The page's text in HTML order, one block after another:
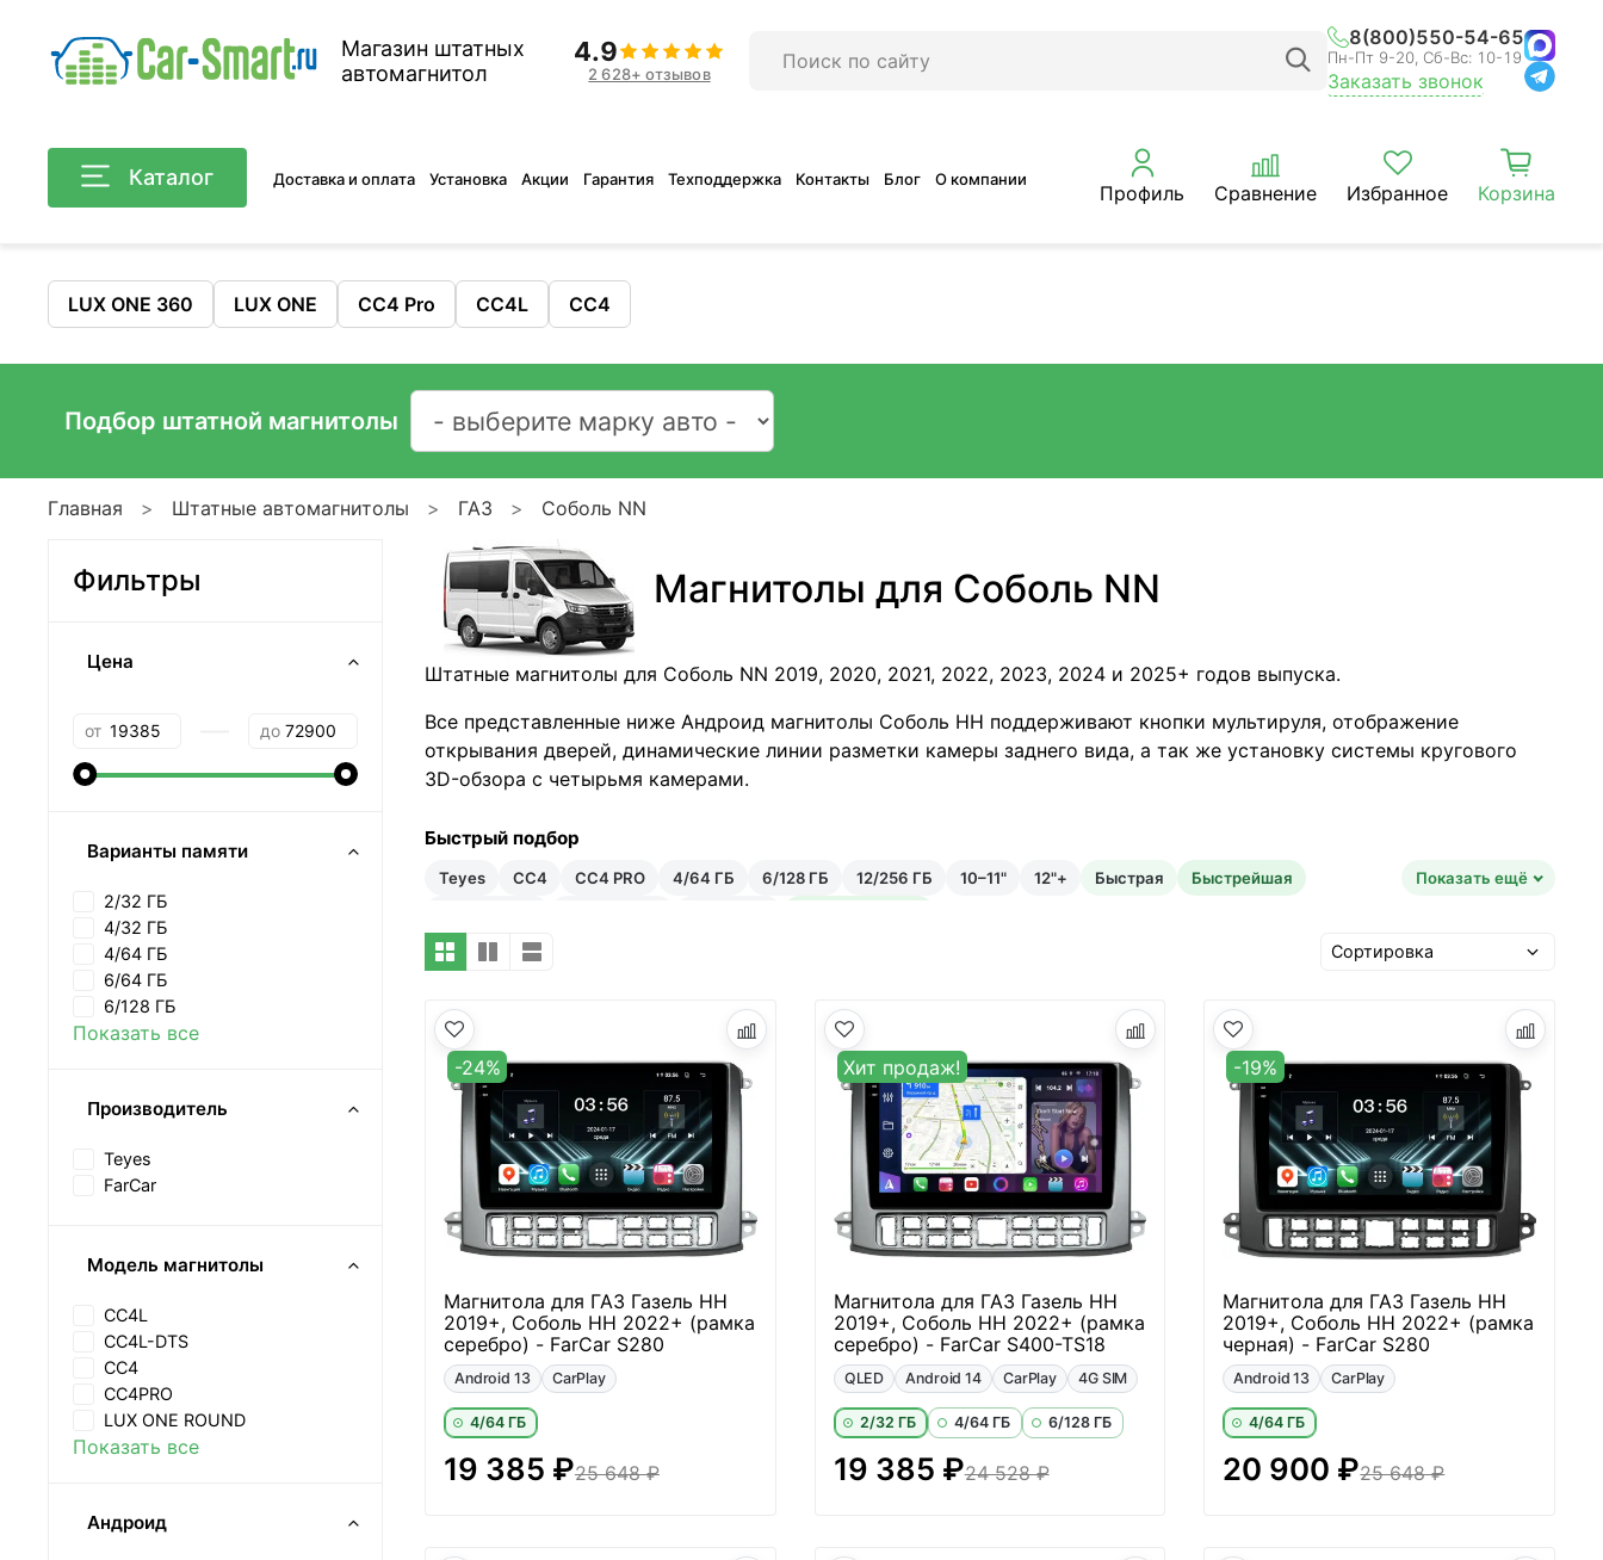
Магазин штатных
автомагнитол
4.9
2 628+ отзывов
8(800)550-54-65
Пн-Пт 9-20, Сб-Вс: 10-19
Заказать звонок
Каталог Доставка и оплата Установка Акции Гарантия Техподдержка Контакты Блог О компании
Профиль Сравнение Избранное Корзина
LUX ONE 360 LUX ONE CC4 Pro CC4L CC4
Подбор штатной магнитолы
Главная Штатные автомагнитолы ГАЗ Соболь NN
Магнитолы для Соболь NN
Штатные магнитолы для Соболь NN 2019, 2020, 2021, 2022, 2023, 2024 и 2025+ годов выпуска.
Все представленные ниже Андроид магнитолы Соболь НН поддерживают кнопки мультируля, отображение
открывания дверей, динамические линии разметки камеры заднего вида, а так же установку системы кругового
3D-обзора c четырьмя камерами.
Быстрый подбор
Teyes CC4 CC4 PRO 4/64 ГБ 6/128 ГБ 12/256 ГБ 10–11" 12"+ Быстрая
Быстрейшая
Показать ещё
-24%
Магнитола для ГАЗ Газель НН
2019+, Соболь НН 2022+ (рамка
серебро) - FarCar S280
Android 13 CarPlay
4/64 ГБ
25 648 ₽
19 385 ₽
Хит продаж!
Магнитола для ГАЗ Газель НН
2019+, Соболь НН 2022+ (рамка
серебро) - FarCar S400-TS18
QLED Android 14 CarPlay 4G SIM
2/32 ГБ 4/64 ГБ 6/128 ГБ
19 385 ₽24 528 ₽
-19%
Магнитола для ГАЗ Газель НН
2019+, Соболь НН 2022+ (рамка
черная) - FarCar S280
Android 13 CarPlay
4/64 ГБ
25 648 ₽
20 900 ₽
Фильтры
Цена
от до
Варианты памяти
2/32 ГБ
4/32 ГБ
4/64 ГБ
6/64 ГБ
6/128 ГБ
Показать все
Производитель
Teyes
FarCar
Модель магнитолы
CC4L
CC4L-DTS
CC4
CC4PRO
LUX ONE ROUND
Показать все
Андроид